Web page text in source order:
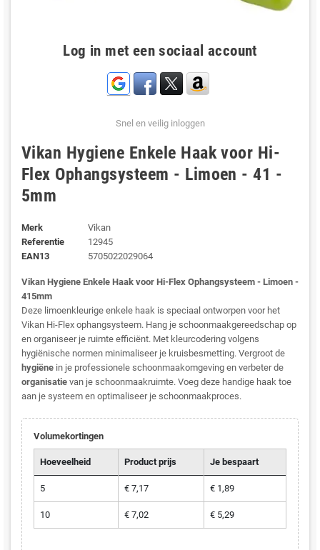
Log in met een sociaal account
Snel en veilig inloggen
Vikan Hygiene Enkele Haak voor Hi-
Flex Ophangsysteem - Limoen - 41 -
5mm
Merk
Vikan
Referentie
12945
EAN13
5705022029064
Vikan Hygiene Enkele Haak voor Hi-Flex Ophangsysteem - Limoen -
415mm
Deze limoenkleurige enkele haak is speciaal ontworpen voor het
Vikan Hi-Flex ophangsysteem. Hang je schoonmaakgereedschap op
en organiseer je ruimte efficiënt. Met kleurcodering volgens
hygiënische normen minimaliseer je kruisbesmetting. Vergroot de
hygiëne in je professionele schoonmaakomgeving en verbeter de
organisatie van je schoonmaakruimte. Voeg deze handige haak toe
aan je systeem en optimaliseer je schoonmaakproces.
Volumekortingen
Hoeveelheid Product prijs Je bespaart
5 € 7,17 € 1,89
10 € 7,02 € 5,29